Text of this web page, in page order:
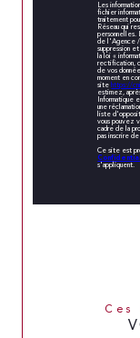
Les
fichier
traitement
Réseau qui
personnelles.
de l'Agence /
suppression
la loi «
rectification,
de vos
moment en
site https://
estimez,
Informatique
une
liste
vous pouvez
cadre de la
pas inscrire
Ce site est
s'appliquent.